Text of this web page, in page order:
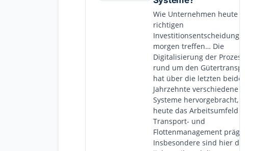
Wie Unternehmen heute die
richtigen
Investitionsentscheidungen für
morgen treffen… Die
Digitalisierung der Prozesse
rund um den Gütertransport
hat über die letzten beiden
Jahrzehnte verschiedene
Systeme hervorgebracht, die
heute das Arbeitsumfeld im
Transport- und
Flottenmanagement prägen.
Insbesondere sind hier die